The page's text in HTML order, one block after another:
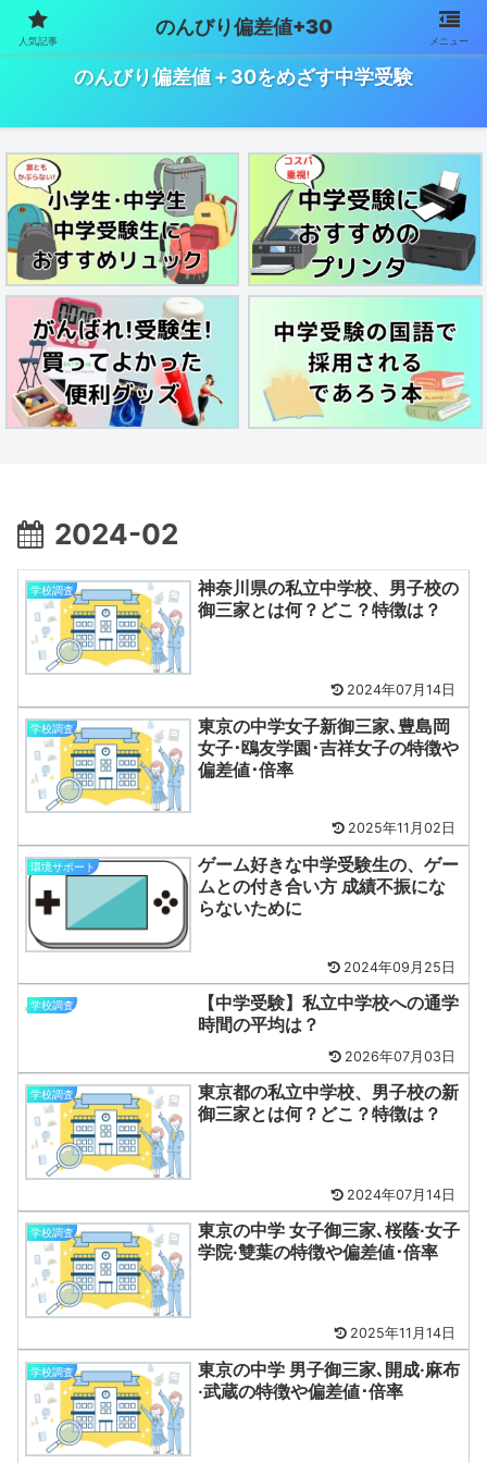
のんびり偏差値＋30をめざす中学受験
2024-02
学校調査
神奈川県の私立中学校、男子校の
御三家とは何？どこ？特徴は？
2024年07月14日
学校調査
東京の中学女子新御三家､豊島岡
女子･鴎友学園･吉祥女子の特徴や
偏差値･倍率
2025年11月02日
環境サポート
ゲーム好きな中学受験生の、ゲー
ムとの付き合い方 成績不振にな
らないために
2024年09月25日
学校調査
【中学受験】私立中学校への通学
時間の平均は？
2026年07月03日
学校調査
東京都の私立中学校、男子校の新
御三家とは何？どこ？特徴は？
2024年07月14日
学校調査
東京の中学 女子御三家､桜蔭·女子
学院·雙葉の特徴や偏差値･倍率
2025年11月14日
学校調査
東京の中学 男子御三家､開成·麻布
·武蔵の特徴や偏差値･倍率
人気記事
のんびり偏差値+30
メニュー